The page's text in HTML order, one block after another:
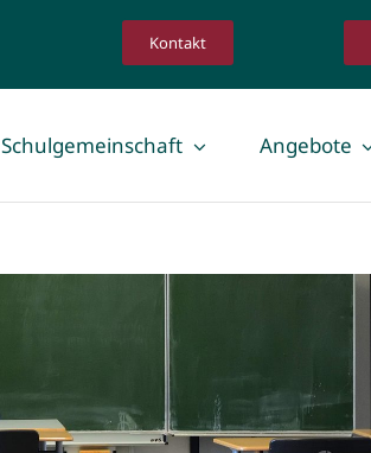
Kontakt
Schulgemeinschaft
Fördergemeinschaft
Angebote